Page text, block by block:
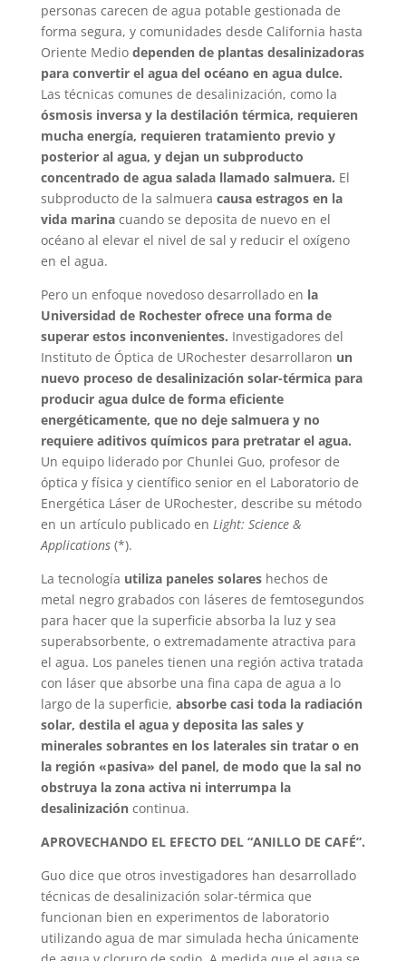
personas carecen de agua potable gestionada de
forma segura, y comunidades desde California hasta
Oriente Medio dependen de plantas desalinizadoras
para convertir el agua del océano en agua dulce.
Las técnicas comunes de desalinización, como la
ósmosis inversa y la destilación térmica, requieren
mucha energía, requieren tratamiento previo y
posterior al agua, y dejan un subproducto
concentrado de agua salada llamado salmuera. El
subproducto de la salmuera causa estragos en la
vida marinacuando se deposita de nuevo en el
océano al elevar el nivel de sal y reducir el oxígeno
en el agua.
Pero un enfoque novedoso desarrollado en la
Universidad de Rochester ofrece una forma de
superar estos inconvenientes. Investigadores del
Instituto de Óptica de URochester desarrollaron un
nuevo proceso de desalinización solar-térmica para
producir agua dulce de forma eficiente
energéticamente, que no deje salmuera y no
requiere aditivos químicos para pretratar el agua.
Un equipo liderado por Chunlei Guo, profesor de
óptica y física y científico senior en el Laboratorio de
Energética Láser de URochester, describe su método
en un artículo publicado en Light: Science &
Applications (*).
La tecnología utiliza paneles solareshechos de
metal negro grabados con láseres de femtosegundos
para hacer que la superficie absorba la luz y sea
superabsorbente, o extremadamente atractiva para
el agua. Los paneles tienen una región activa tratada
con láser que absorbe una fina capa de agua a lo
largo de la superficie, absorbe casi toda la radiación
solar, destila el agua y deposita las sales y
minerales sobrantes en los laterales sin tratar o en
la región «pasiva» del panel, de modo que la sal no
obstruya la zona activa ni interrumpa la
desalinización continua.
APROVECHANDO EL EFECTO DEL “ANILLO DE CAFÉ”.
Guo dice que otros investigadores han desarrollado
técnicas de desalinización solar-térmica que
funcionan bien en experimentos de laboratorio
utilizando agua de mar simulada hecha únicamente